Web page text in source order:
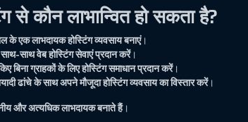
से कौन लाभान्वित हो सकता है?
के एक लाभदायक होस्टिंग व्यवसाय बनाएं।
साथ वेब होस्टिंग सेवाएं प्रदान करें।
बिना ग्राहकों के लिए होस्टिंग समाधान प्रदान करें।
ढांचे के साथ अपने मौजूदा होस्टिंग व्यवसाय का विस्तार करें।
और अत्यधिक लाभदायक बनाते हैं।